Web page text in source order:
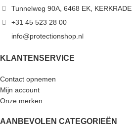
Tunnelweg 90A, 6468 EK, KERKRADE
+31 45 523 28 00
info@protectionshop.nl
KLANTENSERVICE
Contact opnemen
Mijn account
Onze merken
AANBEVOLEN CATEGORIEËN